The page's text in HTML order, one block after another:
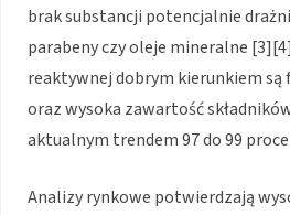
brak substancji potencjalnie
parabeny czy oleje mineralne
reaktywnej dobrym kierunkiem są
oraz wysoka zawartość
aktualnym trendem 97 do 99
Analizy rynkowe potwierdzają